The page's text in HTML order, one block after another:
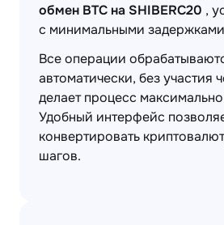
обмен BTC на SHIBERC20 ,
с минимальными
Все операции
автоматически, без участия
делает процесс
Удобный интерфейс
конвертировать
шагов.